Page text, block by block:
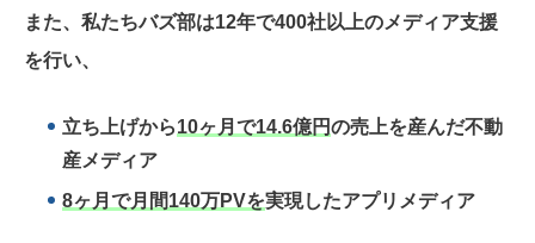
また、私たちバズ部は12年で400社以上のメディア支援
を行い、
立ち上げから10ヶ月で14.6億円の売上を産んだ不動
産メディア
8ヶ月で月間140万PVを実現したアプリメディア